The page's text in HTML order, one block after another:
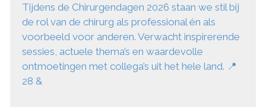
Tijdens de Chirurgendagen 2026 staan we stil bij
de rol van de chirurg als professional én als
voorbeeld voor anderen. Verwacht inspirerende
sessies, actuele thema’s en waardevolle
ontmoetingen met collega’s uit het hele land. 📍
28 &